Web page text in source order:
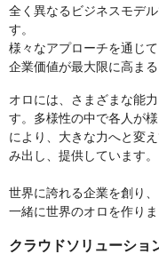
全く異なるビジネスモデ
す。
様々なアプローチを通じ
企業価値が最大限に高ま
オロには、さまざまな能
す。多様性の中で各人が
により、大きな力へと変
み出し、提供しています。
世界に誇れる企業を創り
一緒に世界のオロを作りま
クラウドソリューショ